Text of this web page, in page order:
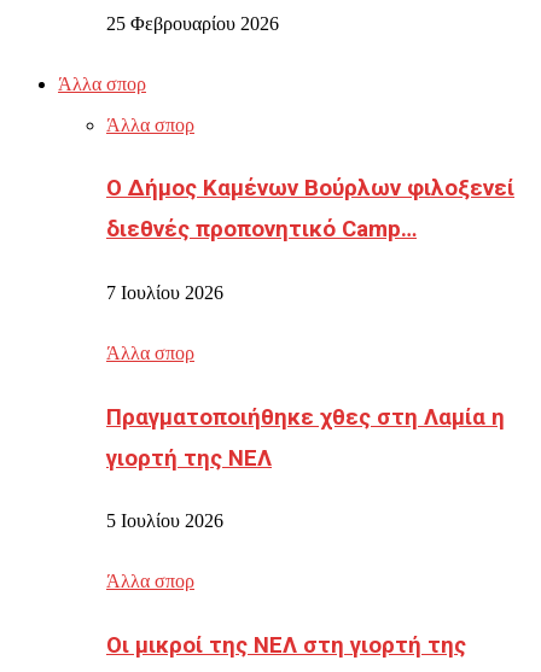
25 Φεβρουαρίου 2026
Άλλα σπορ
Άλλα σπορ
Ο Δήμος Καμένων Βούρλων φιλοξενεί
διεθνές προπονητικό Camp…
7 Ιουλίου 2026
Άλλα σπορ
Πραγματοποιήθηκε χθες στη Λαμία η
γιορτή της ΝΕΛ
5 Ιουλίου 2026
Άλλα σπορ
Οι μικροί της ΝΕΛ στη γιορτή της